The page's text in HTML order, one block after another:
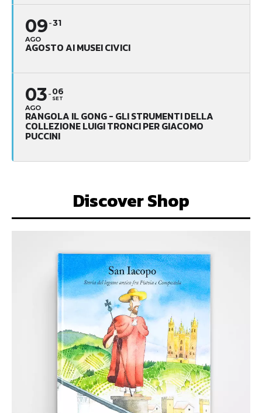
09
AGO
31
AGOSTO AI MUSEI CIVICI
03
AGO
06
SET
RANGOLA IL GONG - GLI STRUMENTI DELLA
COLLEZIONE LUIGI TRONCI PER GIACOMO
PUCCINI
Discover Shop